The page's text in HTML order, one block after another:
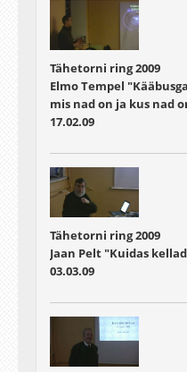
Tähetorni ring 2009
Elmo Tempel
mis nad on ja kus nad
17.02.09
Tähetorni ring 2009
Jaan Pelt "Kuidas
03.03.09